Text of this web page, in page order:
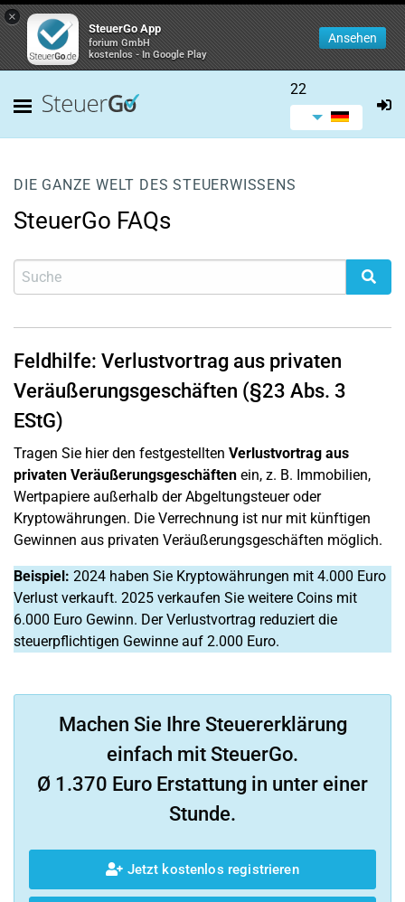
×
SteuerGo App
forium GmbH
kostenlos - In Google Play
Ansehen
22
DIE GANZE WELT DES STEUERWISSENS
SteuerGo FAQs
Feldhilfe: Verlustvortrag aus privaten
Veräußerungsgeschäften (§23 Abs. 3
EStG)
Tragen Sie hier den festgestellten Verlustvortrag aus
privaten Veräußerungsgeschäften ein, z. B. Immobilien,
Wertpapiere außerhalb der Abgeltungsteuer oder
Kryptowährungen. Die Verrechnung ist nur mit künftigen
Gewinnen aus privaten Veräußerungsgeschäften möglich.
Beispiel: 2024 haben Sie Kryptowährungen mit 4.000 Euro
Verlust verkauft. 2025 verkaufen Sie weitere Coins mit
6.000 Euro Gewinn. Der Verlustvortrag reduziert die
steuerpflichtigen Gewinne auf 2.000 Euro.
Machen Sie Ihre Steuererklärung
einfach mit SteuerGo.
Ø 1.370 Euro Erstattung in unter einer
Stunde.
Jetzt kostenlos registrieren